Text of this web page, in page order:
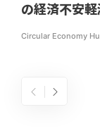
の経済不安
Circular Economy